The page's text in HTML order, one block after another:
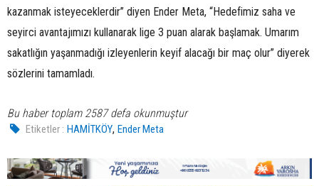
kazanmak isteyeceklerdir” diyen Ender Meta, “Hedefimiz saha ve
seyirci avantajımızı kullanarak lige 3 puan alarak başlamak. Umarım
sakatlığın yaşanmadığı izleyenlerin keyif alacağı bir maç olur” diyerek
sözlerini tamamladı.
Bu haber toplam 2587 defa okunmuştur
Etiketler : HAMİTKÖY,Ender Meta